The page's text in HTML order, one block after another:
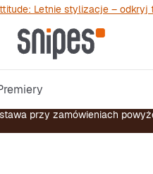
Letnie stylizacje – odkryj
przy zamówieniach